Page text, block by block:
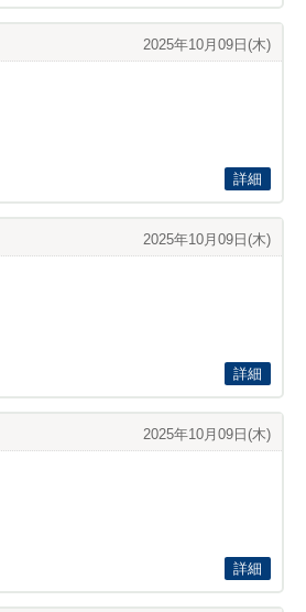
2025年10月09日(木)
詳細
2025年10月09日(木)
詳細
2025年10月09日(木)
詳細